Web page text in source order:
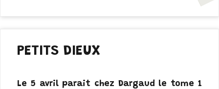
PETITS DIEUX
Le 5 avril parait chez Dargaud le tome 1